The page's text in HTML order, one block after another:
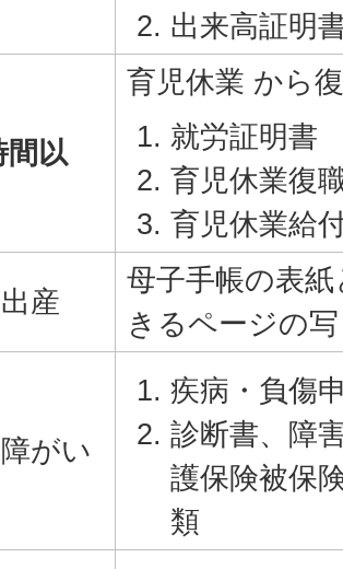
出来高証明
間以
育児休業 から
就労証明書
育児休業復
育児休業給
産
母子手帳の表
きるページの
がい
疾病・負傷
診断書、障
護保険被保
類